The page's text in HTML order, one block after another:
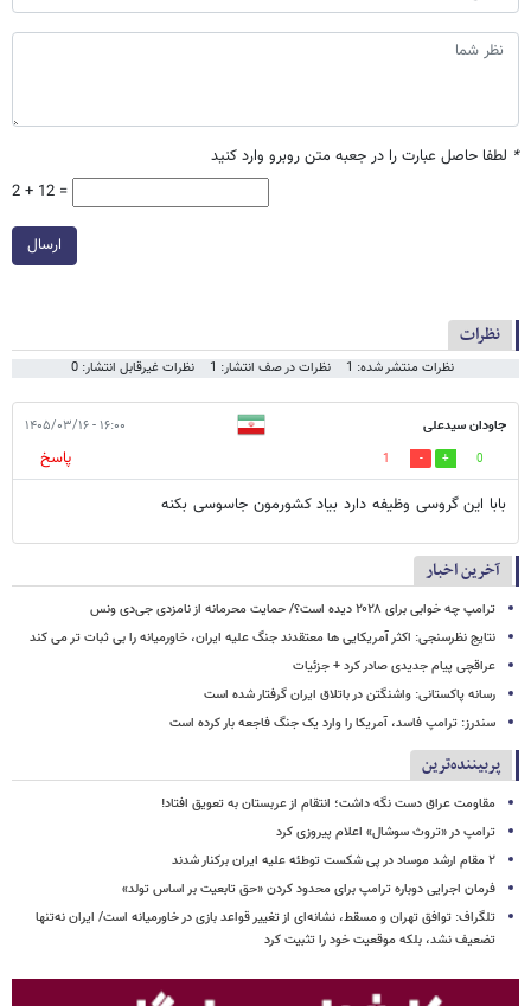
* لطفا حاصل عبارت را در جعبه متن روبرو وارد کنید
2 + 12 =
ارسال
نظرات
نظرات منتشر شده: 1 نظرات در صف انتشار: 1 نظرات غیرقابل انتشار: 0
جاودان سیدعلی ۱۶:۰۰ - ۱۴۰۵/۰۳/۱۶
0
1
پاسخ
بابا این گروسی وظیفه دارد بیاد کشورمون جاسوسی بکنه
آخرین اخبار
ترامپ چه خوابی برای ۲۰۲۸ دیده است؟/ حمایت محرمانه از نامزدی جی‌دی ونس
نتایج نظرسنجی: اکثر آمریکایی ها معتقدند جنگ علیه ایران، خاورمیانه را بی ثبات تر می کند
عراقچی پیام جدیدی صادر کرد + جزئیات
رسانه پاکستانی: واشنگتن در باتلاق ایران گرفتار شده است
سندرز: ترامپ فاسد، آمریکا را وارد یک جنگ فاجعه بار کرده است
پربیننده‌ترین
مقاومت عراق دست نگه داشت؛ انتقام از عربستان به تعویق افتاد!
ترامپ در «تروث سوشال» اعلام پیروزی کرد
۲ مقام‌ ارشد موساد در پی شکست توطئه علیه ایران برکنار شدند
فرمان اجرایی دوباره ترامپ برای محدود کردن «حق تابعیت بر اساس تولد»
تلگراف: توافق تهران و مسقط، نشانه‌ای از تغییر قواعد بازی در خاورمیانه است/ ایران نه‌تنها
تضعیف نشد، بلکه موقعیت خود را تثبیت کرد